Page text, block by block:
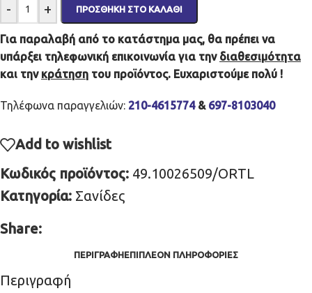
- + ΠΡΟΣΘΉΚΗ ΣΤΟ ΚΑΛΆΘΙ
Για παραλαβή από το κατάστημα μας, θα πρέπει να
υπάρξει τηλεφωνική επικοινωνία για την διαθεσιμότητα
και την κράτηση του προϊόντος. Ευχαριστούμε πολύ !
Τηλέφωνα παραγγελιών: 210-4615774& 697-8103040
Add to wishlist
Κωδικός προϊόντος: 49.10026509/ORTL
Κατηγορία: Σανίδες
Share:
ΠΕΡΙΓΡΑΦΉΕΠΙΠΛΈΟΝ ΠΛΗΡΟΦΟΡΊΕΣ
Περιγραφή